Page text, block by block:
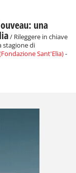
una
/ Rileggere in chiave
stagione di
Sant'Elia)-